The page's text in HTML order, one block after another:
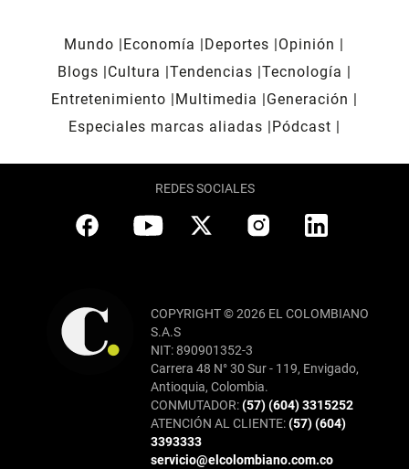
Mundo Economía Deportes
Opinión
Blogs
Cultura Tendencias Tecnología
Entretenimiento
Multimedia
Generación
Especiales marcas aliadas
Pódcast
REDES SOCIALES
COPYRIGHT © 2026 EL COLOMBIANO
S.A.S
NIT: 890901352-3
Carrera 48 N° 30 Sur - 119, Envigado,
Antioquia, Colombia.
CONMUTADOR:(57) (604) 3315252
ATENCIÓN AL CLIENTE:(57) (604)
3393333
servicio@elcolombiano.com.co